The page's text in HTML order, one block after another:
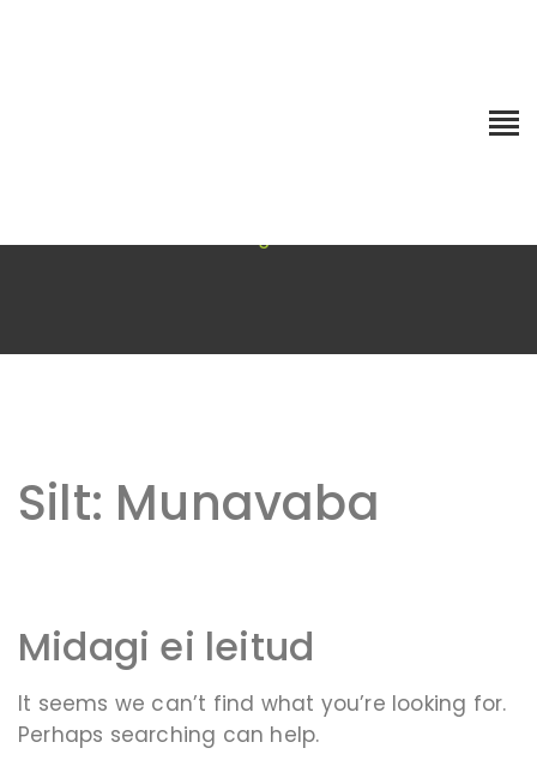
Silt: Munavaba
Midagi ei leitud
It seems we can’t find what you’re looking for.
Perhaps searching can help.